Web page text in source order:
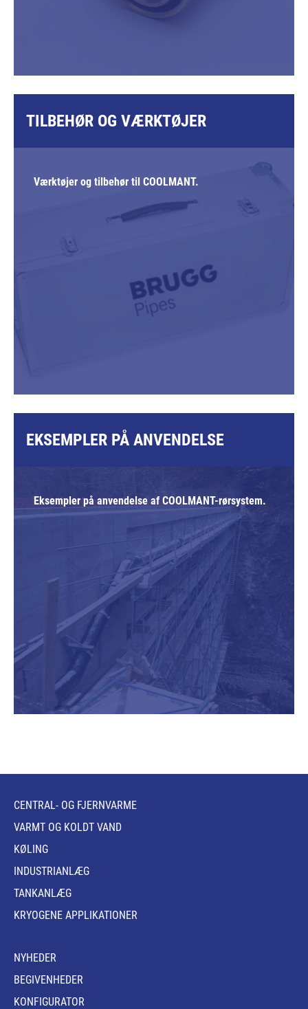
TILBEHØR OG VÆRKTØJER
Værktøjer og tilbehør til COOLMANT.
EKSEMPLER PÅ ANVENDELSE
Eksempler på anvendelse af COOLMANT-rørsystem.
CENTRAL- OG FJERNVARME
VARMT OG KOLDT VAND
KØLING
INDUSTRIANLÆG
TANKANLÆG
KRYOGENE APPLIKATIONER
NYHEDER
BEGIVENHEDER
KONFIGURATOR